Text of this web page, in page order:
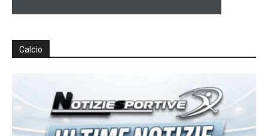
Calcio